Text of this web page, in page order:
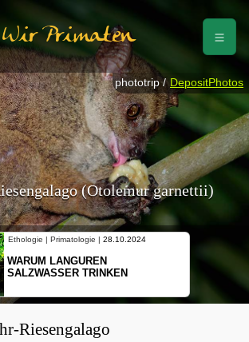
Wir Primaten
(Otolemur garnettii)
Ethologie | Primatologie | 28.10.2024
WARUM LANGUREN
SALZWASSER TRINKEN
phototrip / DepositPhotos
Riesengalago